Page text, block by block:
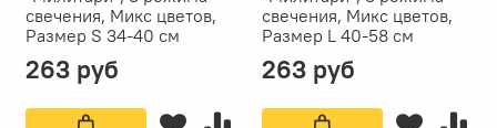
свечения, Микс цветов,
Размер S 34-40 см
263 руб
свечения, Микс цветов,
Размер L 40-58 см
263 руб